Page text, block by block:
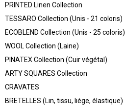
PRINTED Linen Collection
TESSARO Collection (Unis - 21 coloris)
ECOBLEND Collection (Unis - 25 coloris)
WOOL Collection (Laine)
PINATEX Collection (Cuir végétal)
ARTY SQUARES Collection
CRAVATES
BRETELLES (Lin, tissu, liège, élastique)